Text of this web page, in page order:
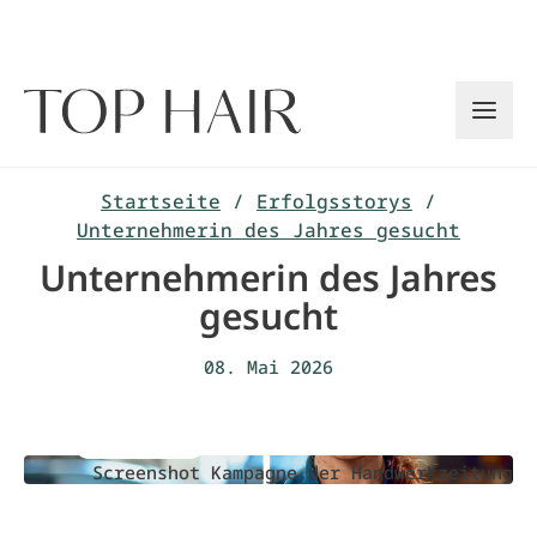
Startseite / Erfolgsstorys
/
Unternehmerin des Jahres gesucht
Unternehmerin des Jahres
gesucht
08. Mai 2026
Screenshot Kampagne der Handwerkzeitung